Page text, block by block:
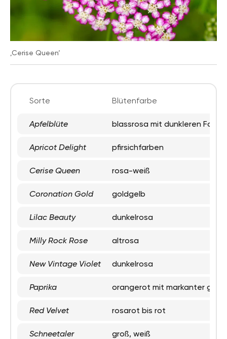
‚Cerise Queen‘
Sorte Blütenfarbe
Apfelblüte blassrosa mit dunkleren
Apricot Delight pfirsichfarben
Cerise Queen rosa-weiß
Coronation Gold goldgelb
Lilac Beauty dunkelrosa
Milly Rock Rose altrosa
New Vintage Violet dunkelrosa
Paprika orangerot mit markanter
Red Velvet rosarot bis rot
Schneetaler groß, weiß